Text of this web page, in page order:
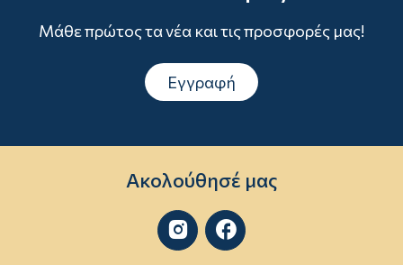
Μάθε πρώτος τα νέα και τις προσφορές μας!
Εγγραφή
Ακολούθησέ μας
 